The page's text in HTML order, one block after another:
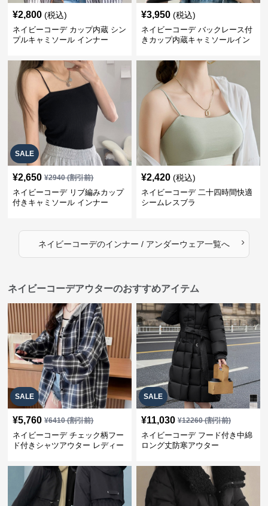
¥2,800 (税込)
ネイビーコーデ カップ内蔵 シン
プルキャミソール インナー
¥3,950 (税込)
ネイビーコーデ バックレース付
きカップ内蔵キャミソールイン
SALE
¥2,650 ¥2940(割引前)
ネイビーコーデ リブ編みカップ
付きキャミソール インナー
¥2,420 (税込)
ネイビーコーデ 二十四時間快適
シームレスブラ
ネイビーコーデのインナー / アンダーウェア一覧へ ›
ネイビーコーデアウターのおすすめアイテム
SALE
¥5,760 ¥6410(割引前)
ネイビーコーデ チェック柄フー
ド付きシャツアウター レディー
SALE
¥11,030 ¥12260(割引前)
ネイビーコーデ フード付き中綿
ロング丈防寒アウター